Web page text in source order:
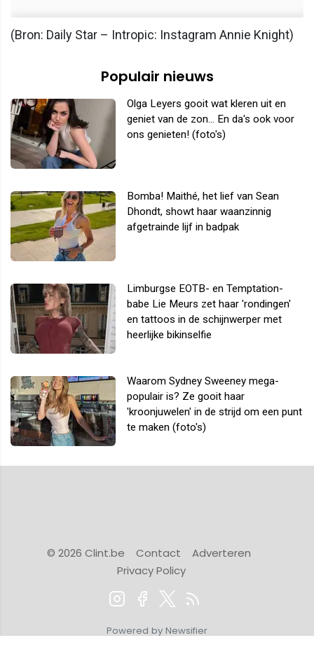
(Bron: Daily Star – Intropic: Instagram Annie Knight)
Populair nieuws
Olga Leyers gooit wat kleren uit en
geniet van de zon... En da's ook voor
ons genieten! (foto's)
Bomba! Maithé, het lief van Sean
Dhondt, showt haar waanzinnig
afgetrainde lijf in badpak
Limburgse EOTB- en Temptation-
babe Lie Meurs zet haar 'rondingen'
en tattoos in de schijnwerper met
heerlijke bikinselfie
Waarom Sydney Sweeney mega-
populair is? Ze gooit haar
'kroonjuwelen' in de strijd om een punt
te maken (foto's)
© 2026 Clint.be Contact
Adverteren
Privacy Policy
Powered by Newsifier